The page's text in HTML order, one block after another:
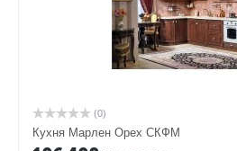
(0)
Кухня Марлен Орех СКФМ